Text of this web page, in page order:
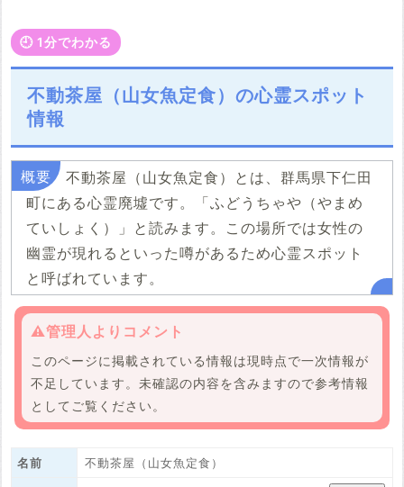
🕘️ 1分でわかる
不動茶屋（山女魚定食）の心霊スポット
情報
不動茶屋（山女魚定食）とは、群馬県下仁田
町にある心霊廃墟です。「ふどうちゃや（やまめ
ていしょく）」と読みます。この場所では女性の
幽霊が現れるといった噂があるため心霊スポット
と呼ばれています。
⚠️管理人よりコメント
このページに掲載されている情報は現時点で一次情報が
不足しています。未確認の内容を含みますので参考情報
としてご覧ください。
名前 不動茶屋（山女魚定食）